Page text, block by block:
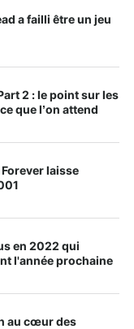
a failli être un jeu
2 : le point sur les
que l’on attend
laisse
en 2022 qui
l'année prochaine
au cœur des